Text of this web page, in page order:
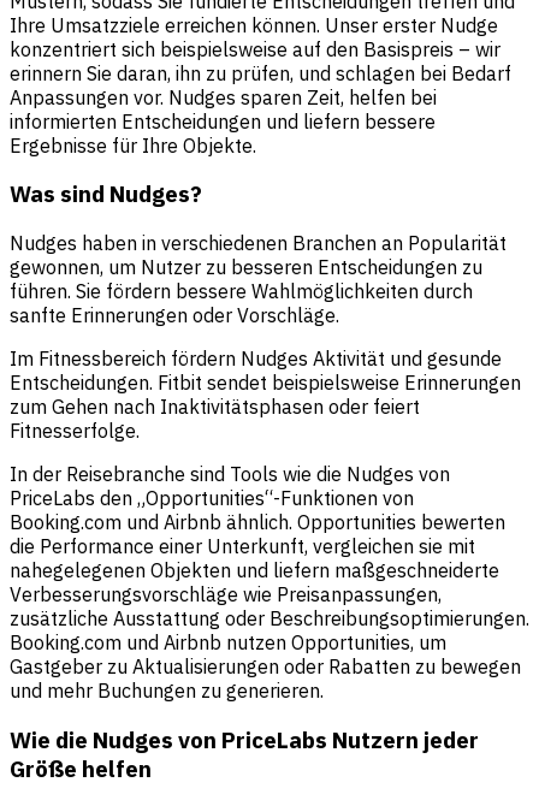
Ihre Umsatzziele erreichen können. Unser erster Nudge
konzentriert sich beispielsweise auf den Basispreis – wir
erinnern Sie daran, ihn zu prüfen, und schlagen bei Bedarf
Anpassungen vor. Nudges sparen Zeit, helfen bei
informierten Entscheidungen und liefern bessere
Ergebnisse für Ihre Objekte.
Was sind Nudges?
Nudges haben in verschiedenen Branchen an Popularität
gewonnen, um Nutzer zu besseren Entscheidungen zu
führen. Sie fördern bessere Wahlmöglichkeiten durch
sanfte Erinnerungen oder Vorschläge.
Im Fitnessbereich fördern Nudges Aktivität und gesunde
Entscheidungen. Fitbit sendet beispielsweise Erinnerungen
zum Gehen nach Inaktivitätsphasen oder feiert
Fitnesserfolge.
In der Reisebranche sind Tools wie die Nudges von
PriceLabs den „Opportunities“-Funktionen von
Booking.com und Airbnb ähnlich. Opportunities bewerten
die Performance einer Unterkunft, vergleichen sie mit
nahegelegenen Objekten und liefern maßgeschneiderte
Verbesserungsvorschläge wie Preisanpassungen,
zusätzliche Ausstattung oder Beschreibungsoptimierungen.
Booking.com und Airbnb nutzen Opportunities, um
Gastgeber zu Aktualisierungen oder Rabatten zu bewegen
und mehr Buchungen zu generieren.
Wie die Nudges von PriceLabs Nutzern jeder
Größe helfen